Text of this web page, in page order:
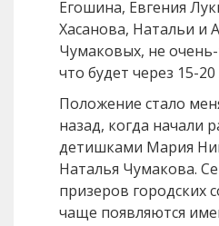
Егошина, Евгения
Хасанова, Натальи и
Чумаковых, не
что будет через 15-20
Положение стало
назад, когда начали
детишками Мария
Наталья Чумакова.
призеров городских
чаще появляются